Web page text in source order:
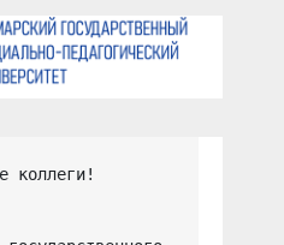
коллеги!